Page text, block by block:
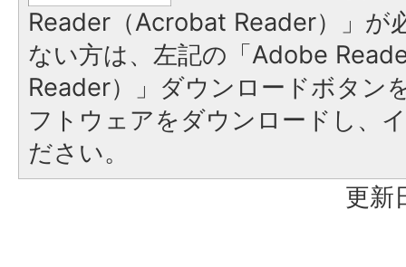
Reader（Acrobat Reader）」が
ない方は、左記の「Adobe
Reader）」ダウンロードボタン
フトウェアをダウンロードし、
ださい。
更新